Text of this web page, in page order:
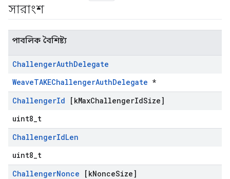
সারাংশ
পাবলিক বৈশিষ্ট্য
ChallengerAuthDelegate
WeaveTAKEChallengerAuthDelegate *
ChallengerId [kMaxChallengerIdSize]
uint8_t
ChallengerIdLen
uint8_t
ChallengerNonce [kNonceSize]